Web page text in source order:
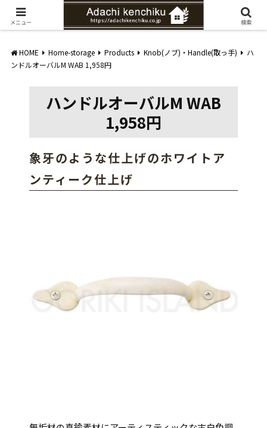
愛知県みよし市の工務店。自然素材を使ったナチュラルな家づくりをご提案
HOME Home-storage Products Knob(ノブ)・Handle(取っ手)
ハ
ンドルオーバルM WAB 1,958円
ハンドルオーバルM WAB
1,958円
象牙のような仕上げのホワイトア
ンティーク仕上げ
メニュー 検索